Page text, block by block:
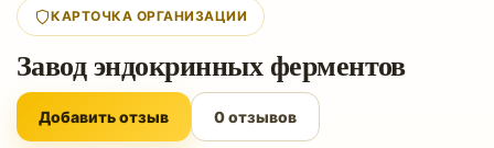
КАРТОЧКА ОРГАНИЗАЦИИ
Завод эндокринных ферментов
Добавить отзыв 0 отзывов